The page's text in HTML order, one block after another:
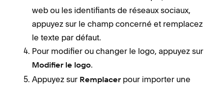
web ou les identifiants de réseaux sociaux,
appuyez sur le champ concerné et remplacez
le texte par défaut.
Pour modifier ou changer le logo, appuyez sur
Modifier le logo.
Appuyez sur Remplacer pour importer une